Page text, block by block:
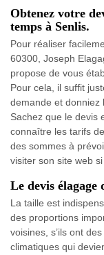
Obtenez votre
temps à Senlis.
Pour réaliser
60300, Joseph
propose de vous
Pour cela, il suffit
demande et donniez
Sachez que le devis
connaître les tarifs
des sommes à
visiter son site web
Le devis élagage
La taille est
des proportions
voisines, s’ils ont
climatiques qui